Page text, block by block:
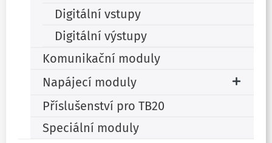
Digitální vstupy
Digitální výstupy
Komunikační moduly
Napájecí moduly
Příslušenství pro TB20
Speciální moduly